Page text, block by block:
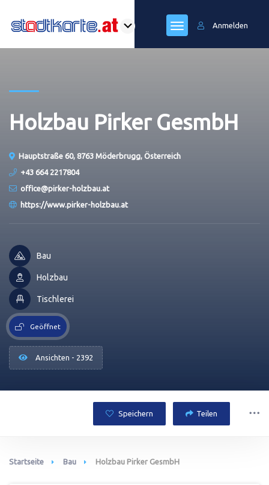
Anmelden
Holzbau Pirker GesmbH
Hauptstraße 60, 8763 Möderbrugg, Österreich
+43 664 2217804
office@pirker-holzbau.at
https://www.pirker-holzbau.at
Bau
Holzbau
Tischlerei
Geöffnet
Ansichten - 2392
Speichern Teilen
Startseite Bau Holzbau Pirker GesmbH